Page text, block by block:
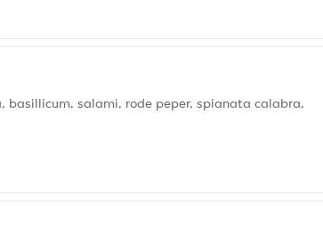
basillicum, salami, rode peper, spianata calabra,